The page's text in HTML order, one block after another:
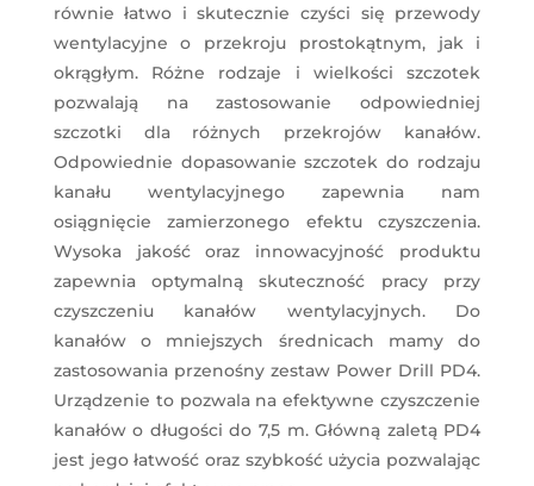
równie łatwo i skutecznie czyści się przewody
wentylacyjne o przekroju prostokątnym, jak i
okrągłym. Różne rodzaje i wielkości szczotek
pozwalają na zastosowanie odpowiedniej
szczotki dla różnych przekrojów kanałów.
Odpowiednie dopasowanie szczotek do rodzaju
kanału wentylacyjnego zapewnia nam
osiągnięcie zamierzonego efektu czyszczenia.
Wysoka jakość oraz innowacyjność produktu
zapewnia optymalną skuteczność pracy przy
czyszczeniu kanałów wentylacyjnych. Do
kanałów o mniejszych średnicach mamy do
zastosowania przenośny zestaw Power Drill PD4.
Urządzenie to pozwala na efektywne czyszczenie
kanałów o długości do 7,5 m. Główną zaletą PD4
jest jego łatwość oraz szybkość użycia pozwalając